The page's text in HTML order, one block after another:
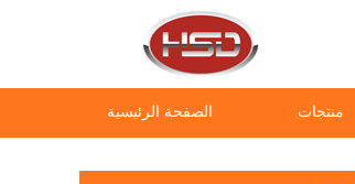
الصفحة الرئيسية منتجات